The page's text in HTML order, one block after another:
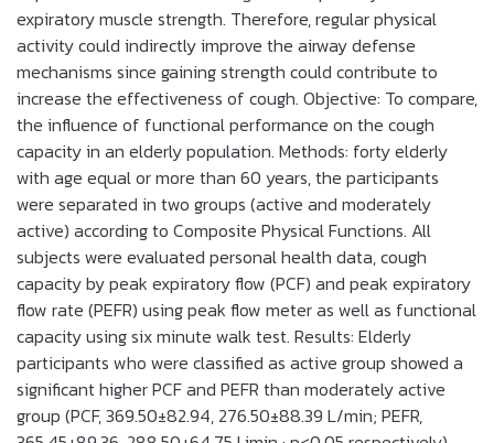
expiratory muscle strength. Therefore, regular physical
activity could indirectly improve the airway defense
mechanisms since gaining strength could contribute to
increase the effectiveness of cough. Objective: To compare,
the influence of functional performance on the cough
capacity in an elderly population. Methods: forty elderly
with age equal or more than 60 years, the participants
were separated in two groups (active and moderately
active) according to Composite Physical Functions. All
subjects were evaluated personal health data, cough
capacity by peak expiratory flow (PCF) and peak expiratory
flow rate (PEFR) using peak flow meter as well as functional
capacity using six minute walk test. Results: Elderly
participants who were classified as active group showed a
significant higher PCF and PEFR than moderately active
group (PCF, 369.50±82.94, 276.50±88.39 L/min; PEFR,